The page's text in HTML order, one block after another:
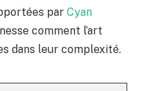
par Cyan
comment l’art
dans leur complexité.